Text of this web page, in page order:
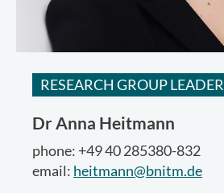
RESEARCH GROUP LEADER
Dr Anna Heitmann
phone: +49 40 285380-832
email: heitmann@bnitm.de